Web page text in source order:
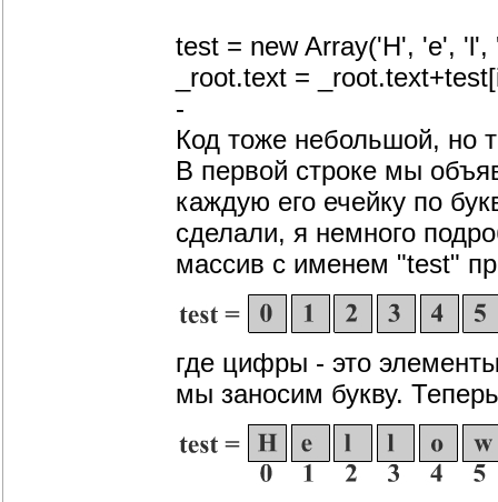
test = new Array('H', 'e',
_root.text =
-
Код тоже небольшой, но
В первой строке мы
каждую его ечейку по
сделали, я немного
массив с именем "test"
где цифры - это
мы заносим букву.